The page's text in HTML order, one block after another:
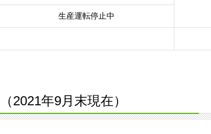
生産運転停止中
（2021年9月末現在）